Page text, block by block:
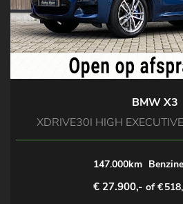
BMW X3
XDRIVE30I HIGH
147.000km Benzine
€ 27.900,- of €